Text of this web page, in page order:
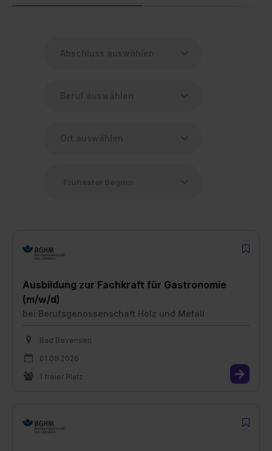
Ausbildung zur Fachkraft für Gastronomie
(m/w/d)
bei Berufsgenossenschaft Holz und Metall
Bad Bevensen
01.08.2026
1 freier Platz